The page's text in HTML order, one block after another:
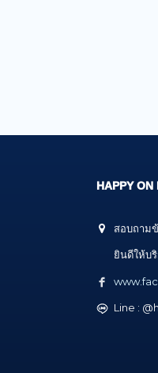
HAPPY ON
สอบถาม
ยินดีให้บ
Line :